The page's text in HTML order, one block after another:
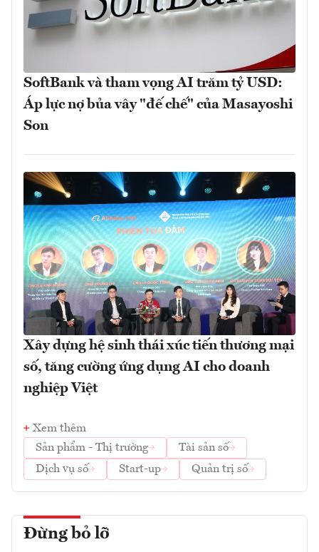
SoftBank và tham vọng AI trăm tỷ USD:
Áp lực nợ bủa vây "đế chế" của Masayoshi
Son
Xây dựng hệ sinh thái xúc tiến thương mại
số, tăng cường ứng dụng AI cho doanh
nghiệp Việt
Xem thêm
Sản phẩm - Thị trường
Tài sản số
Dịch vụ số
Start-up Quản trị số
Đừng bỏ lỡ